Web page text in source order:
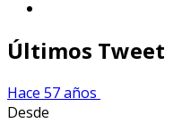
Últimos Tweet
Hace 57 años
Desde